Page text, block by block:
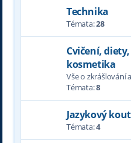
Technika
Témata:28
Cvičení,
kosmetika
Vše o zkrášlování
Témata:8
Jazykový
Témata:4